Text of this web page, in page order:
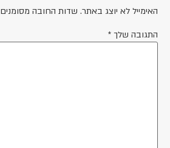
האימייל לא יוצג באתר. שדות החובה מסומנים
התגובה שלך *